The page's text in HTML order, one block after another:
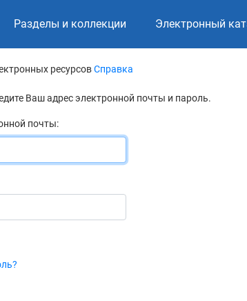
Разделы и коллекции Электронный
ресурсовСправка
Ваш адрес электронной почты и пароль.
почты: